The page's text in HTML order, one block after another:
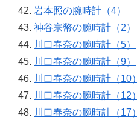
岩本照の腕時計（4）
神谷宗幣の腕時計（2）
川口春奈の腕時計（5）
川口春奈の腕時計（9）
川口春奈の腕時計（10）
川口春奈の腕時計（12）
川口春奈の腕時計（17）